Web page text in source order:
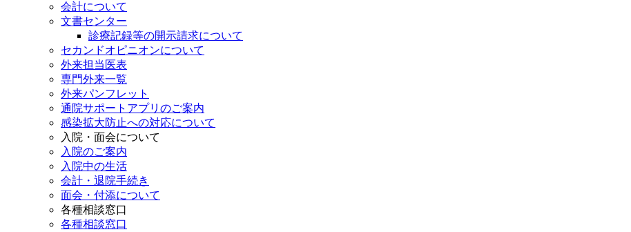
会計について
文書センター
診療記録等の開示請求について
セカンドオピニオンについて
外来担当医表
専門外来一覧
外来パンフレット
通院サポートアプリのご案内
感染拡大防止への対応について
入院・面会について
入院のご案内
入院中の生活
会計・退院手続き
面会・付添について
各種相談窓口
各種相談窓口